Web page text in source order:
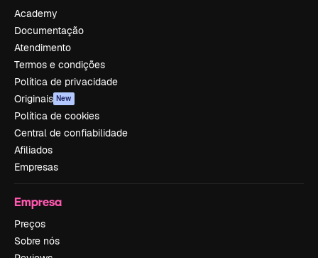
Academy
Documentação
Atendimento
Termos e condições
Política de privacidade
Originais New
Política de cookies
Central de confiabilidade
Afiliados
Empresas
Empresa
Preços
Sobre nós